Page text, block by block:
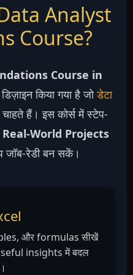
Analyst
Course?
Course in
किया गया है जोडेटा
हैं। इस कोर्स में स्टेप-
World Projects
जॉब-रेडी बन सकें।
और formulas सीखें
insights में बदल